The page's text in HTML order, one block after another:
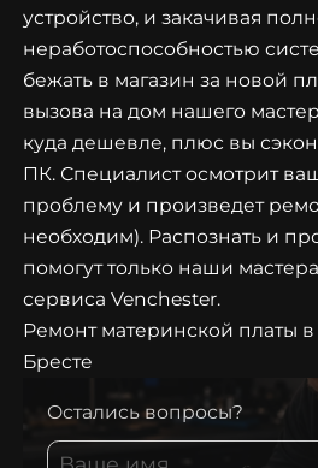
устройство, и закачивая
неработоспособностью
бежать в магазин за новой
вызова на дом нашего
куда дешевле, плюс вы
ПК. Специалист осмотрит
проблему и произведет
необходим). Распознать и
помогут только наши
сервиса Venchester.
Ремонт материнской платы
Бресте
Остались вопросы?